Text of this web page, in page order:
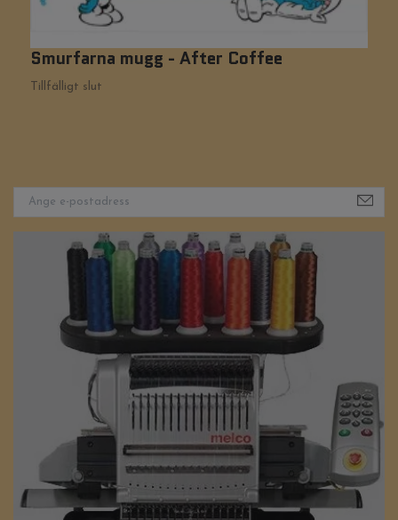
Smurfarna mugg - After Coffee
Tillfälligt slut